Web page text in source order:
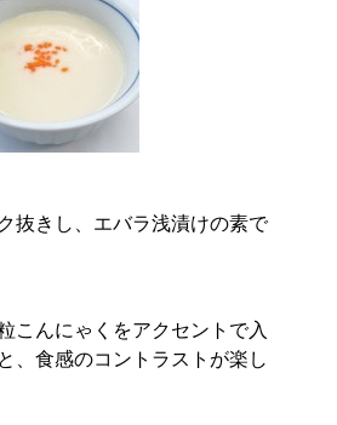
抜きし、エバラ浅漬けの素で
こんにゃくをアクセントで入
、食感のコントラストが楽し